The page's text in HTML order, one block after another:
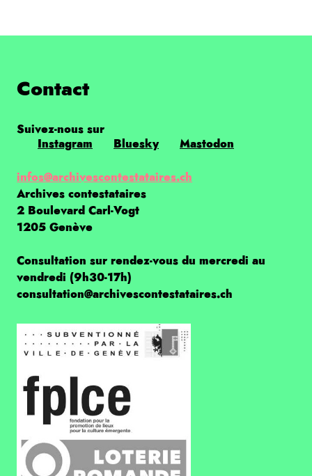
Contact
Suivez-nous sur
Instagram
Bluesky Mastodon
infos@archivescontestataires.ch
Archives contestataires
2 Boulevard Carl-Vogt
1205 Genève
Consultation sur rendez-vous du mercredi au
vendredi (9h30-17h)
consultation@archivescontestataires.ch